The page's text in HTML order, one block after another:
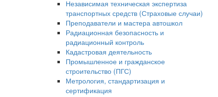
Независимая техническая экспертиза
транспортных средств (Страховые случаи)
Преподаватели и мастера автошкол
Радиационная безопасность и
радиационный контроль
Кадастровая деятельность
Промышленное и гражданское
строительство (ПГС)
Метрология, стандартизация и
сертификация